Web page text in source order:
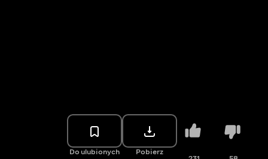
Do ulubionych Pobierz